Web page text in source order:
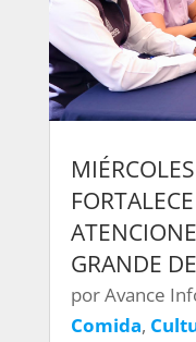
GRANDE
porAvance
Comida,